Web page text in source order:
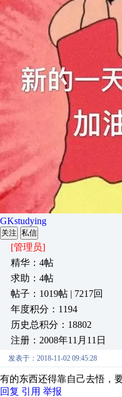
GKstudying
关注 私信
[管理员]
精华：4帖
求助：4帖
帖子：1019帖 | 7217回
年度积分：1194
历史总积分：18802
注册：2008年11月11日
发表于：2018-11-02 09:45:28
有的东西还得靠自己去悟，
回复 引用 举报